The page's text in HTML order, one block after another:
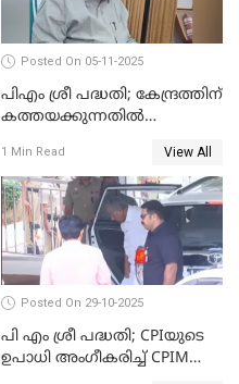
Posted On 05-11-2025
പിഎം ശ്രീ പദ്ധതി; കേന്ദ്രത്തിന്
കത്തയക്കുന്നതില്‍
വി.ശിവന്‍കുട്ടി WATCH VIDEO
1 Min Read View All
Posted On 29-10-2025
പി എം ശ്രീ പദ്ധതി; CPIയുടെ
ഉപാധി അംഗീകരിച്ച് CPIM